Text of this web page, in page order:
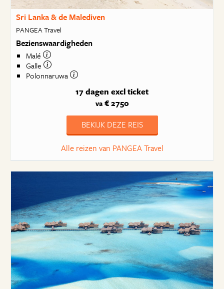
Sri Lanka & de Malediven
PANGEA Travel
Bezienswaardigheden
Malé
Galle
Polonnaruwa
17 dagen excl ticket
va€ 2750
BEKIJK DEZE REIS
Alle reizen van PANGEA Travel